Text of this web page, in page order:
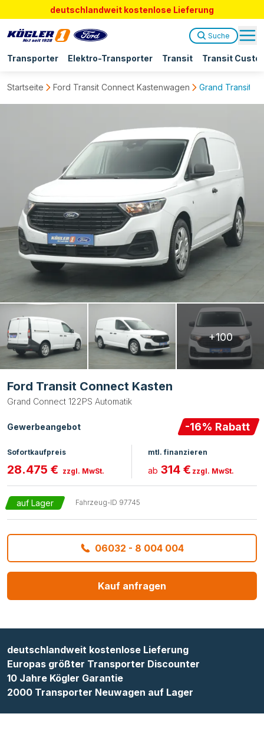
deutschlandweit kostenlose Lieferung
Transporter Elektro-Transporter Transit Transit
Suche
Startseite Ford Transit Connect Kastenwagen Grand Transit
+100
Ford Transit Connect Kasten
Grand Connect 122PS Automatik
Gewerbeangebot -16% Rabatt
Sofortkaufpreis
28.475 € zzgl. MwSt.
mtl. finanzieren
ab 314 € zzgl. MwSt.
auf Lager Fahrzeug-ID 97745
06032 - 8 004 004
Kauf anfragen
deutschlandweit kostenlose Lieferung
Europas größter Transporter Discounter
10 Jahre Kögler Garantie
2000 Transporter Neuwagen auf Lager